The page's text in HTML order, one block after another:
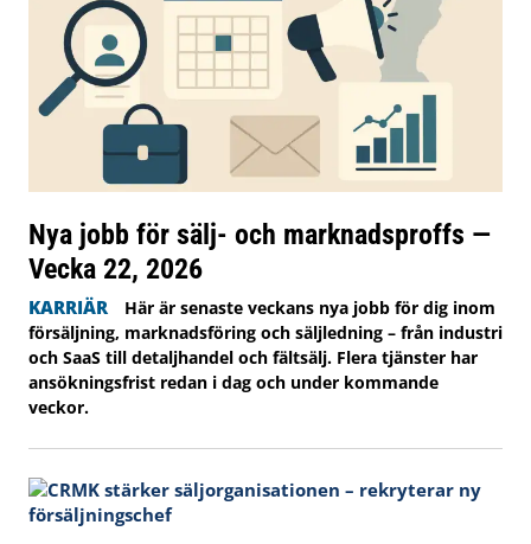
Nya jobb för sälj- och marknadsproffs —
Vecka 22, 2026
KARRIÄR
Här är senaste veckans nya jobb för dig inom
försäljning, marknadsföring och säljledning – från industri
och SaaS till detaljhandel och fältsälj. Flera tjänster har
ansökningsfrist redan i dag och under kommande
veckor.